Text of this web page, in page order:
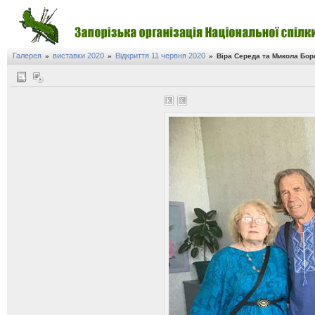
Галерея » виставки 2020 » Відкриття 11 червня 2020 » Віра Середа та Микола